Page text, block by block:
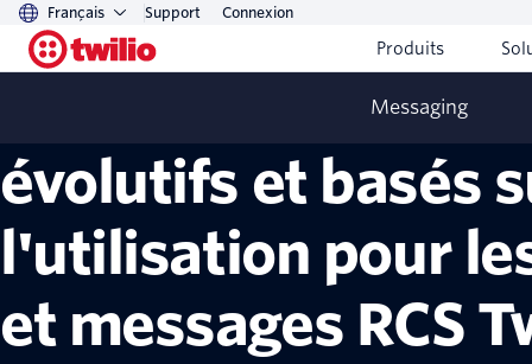
Français Support Connexion
Produits
Messaging
Tarifs transparents,
évolutifs et basés
l'utilisation pour
et messages RCS